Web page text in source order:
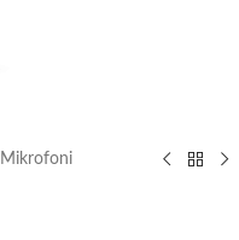
Mikrofoni